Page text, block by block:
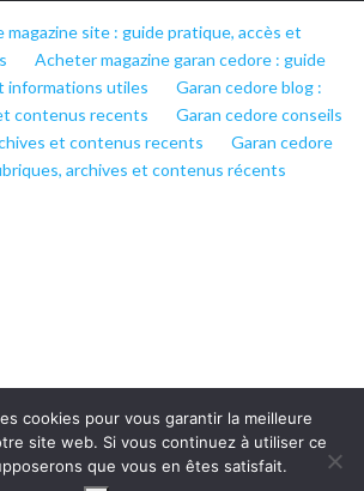
magazine site : guide pratique, accès et
Acheter magazine garan cedore : guide
informations utiles
Garan cedore blog :
contenus recents
Garan cedore conseils
et contenus recents
Garan cedore
archives et contenus récents
cookies pour vous garantir la meilleure
site web. Si vous continuez à utiliser ce
que vous en êtes satisfait.